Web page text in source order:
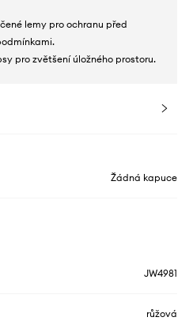
lemy pro ochranu před
pro zvětšení úložného prostoru.
Žádná kapuce
JW4981
růžová